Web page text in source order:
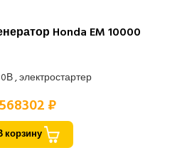
Honda EM 10000
, электростартер
568302 ₽
корзину